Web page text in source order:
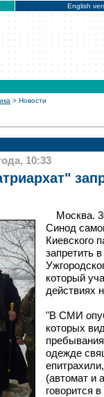
English
> Новости
10:33
Москва.
Синод
Киевского
запретить
который
действиях
"В СМИ
которых
одежде
(автомат и
говорится